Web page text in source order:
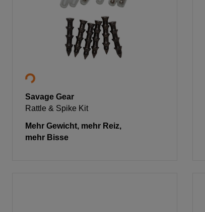
Savage Gear
Rattle & Spike Kit
Mehr Gewicht, mehr Reiz,
mehr Bisse